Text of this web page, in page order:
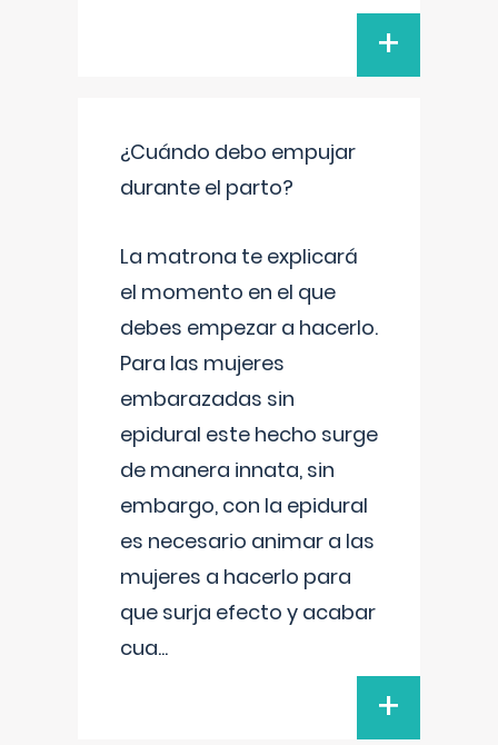
+
¿Cuándo debo empujar
durante el parto?
La matrona te explicará
el momento en el que
debes empezar a hacerlo.
Para las mujeres
embarazadas sin
epidural este hecho surge
de manera innata, sin
embargo, con la epidural
es necesario animar a las
mujeres a hacerlo para
que surja efecto y acabar
cua...
+